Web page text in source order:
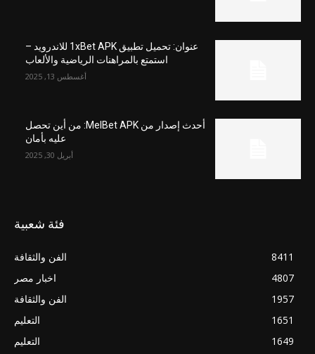
عنوان: تحميل تطبيق 1xBet APK للاندرويد –
استمتع بالمراهنات الرياضية والألعاب
أغسطس 13, 2025
أحدث إصدار من MelBet APK: من أين تحصل
عليه بأمان
أبريل 30, 2025
فئة شعبية
الفن والثقافة
8411
اخبار مصر
4807
الفن والثقافة
1957
التعليم
1651
التعليم
1649